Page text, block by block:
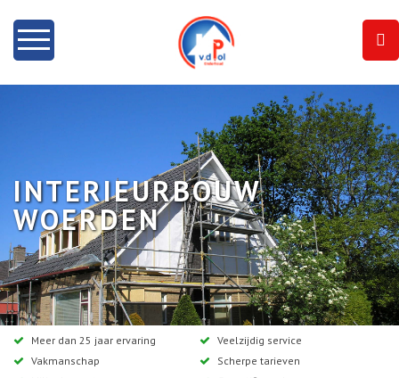
Home
Onze diensten
Dakramen
Projecten
Contact
INTERIEURBOUW
WOERDEN
Meer dan 25 jaar ervaring
Veelzijdig service
Vakmanschap
Scherpe tarieven